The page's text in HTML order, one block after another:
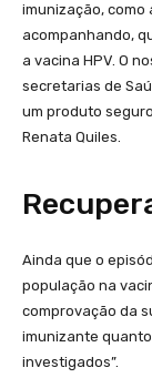
imunização,
acompanhando,
a vacina HPV. O
secretarias de
um produto
Renata Quiles.
Ainda que o
população na
comprovação da
imunizante
investigados”.